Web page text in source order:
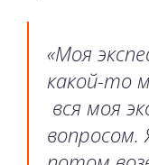
«Моя
какой-то
вся моя
вопросом.